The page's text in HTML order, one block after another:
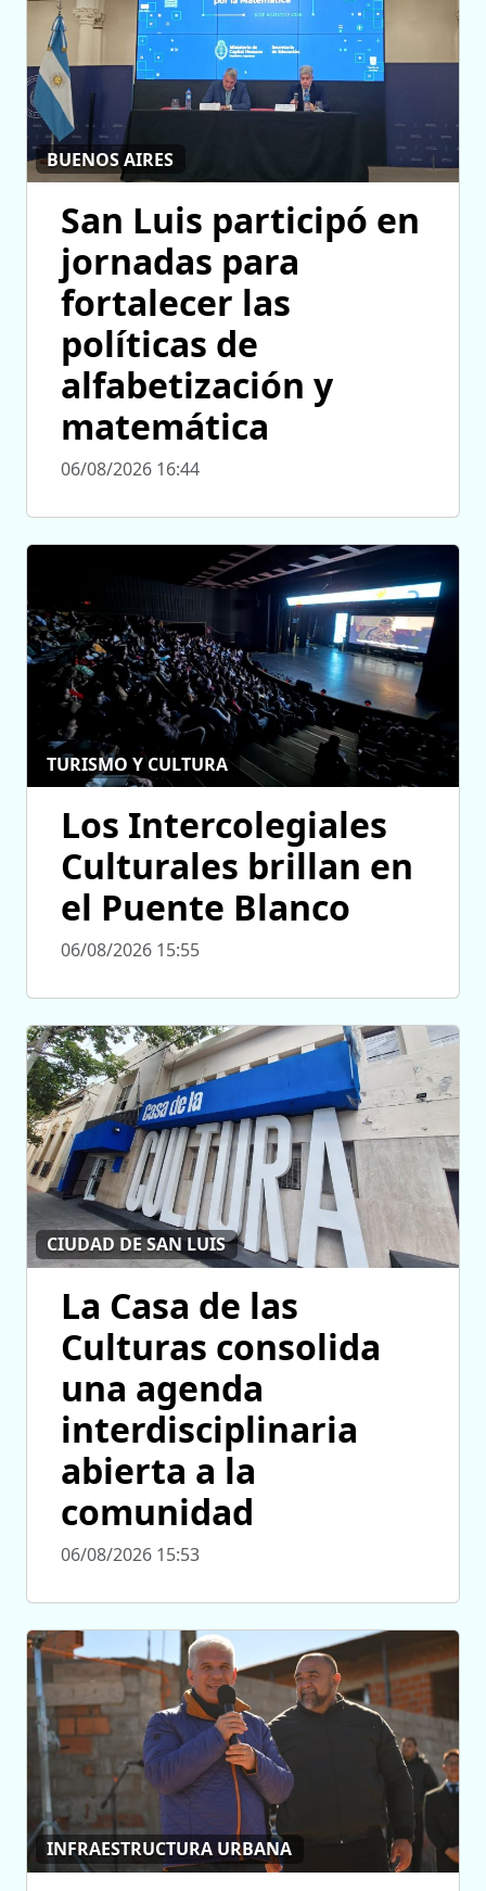
BUENOS AIRES
San Luis participó en
jornadas para
fortalecer las
políticas de
alfabetización y
matemática
06/08/2026 16:44
TURISMO Y CULTURA
Los Intercolegiales
Culturales brillan en
el Puente Blanco
06/08/2026 15:55
CIUDAD DE SAN LUIS
La Casa de las
Culturas consolida
una agenda
interdisciplinaria
abierta a la
comunidad
06/08/2026 15:53
INFRAESTRUCTURA URBANA